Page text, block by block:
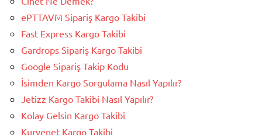
ePTTAVM Sipariş Kargo Takibi
Fast Express Kargo Takibi
Gardrops Sipariş Kargo Takibi
Google Sipariş Takip Kodu
İsimden Kargo Sorgulama Nasıl Yapılır?
Jetizz Kargo Takibi Nasıl Yapılır?
Kolay Gelsin Kargo Takibi
Kuryenet Kargo Takibi